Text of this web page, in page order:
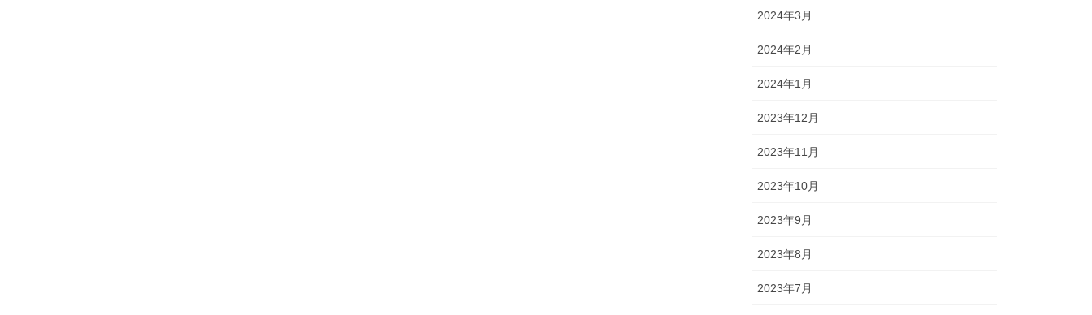
2024年3月
2024年2月
2024年1月
2023年12月
2023年11月
2023年10月
2023年9月
2023年8月
2023年7月